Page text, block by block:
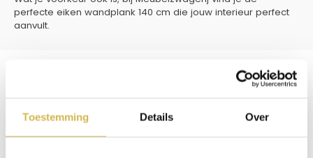
Toestemming Details Over
perfecte eiken wandplank 140 cm die jouw interieur perfect
aanvult.